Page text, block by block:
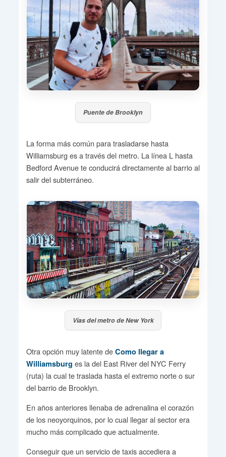
Puente de Brooklyn
La forma más común para trasladarse hasta
Williamsburg es a través del metro. La línea L hasta
Bedford Avenue te conducirá directamente al barrio al
salir del subterráneo.
Vías del metro de New York
Otra opción muy latente de Como llegar a
Williamsburg es la del East River del NYC Ferry
(ruta) la cual te traslada hasta el extremo norte o sur
del barrio de Brooklyn.
En años anteriores llenaba de adrenalina el corazón
de los neoyorquinos, por lo cual llegar al sector era
mucho más complicado que actualmente.
Conseguir que un servicio de taxis accediera a